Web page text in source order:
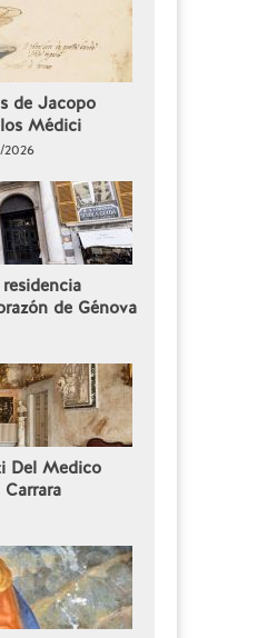
de Jacopo
Médici
2026
de Génova
Del Medico